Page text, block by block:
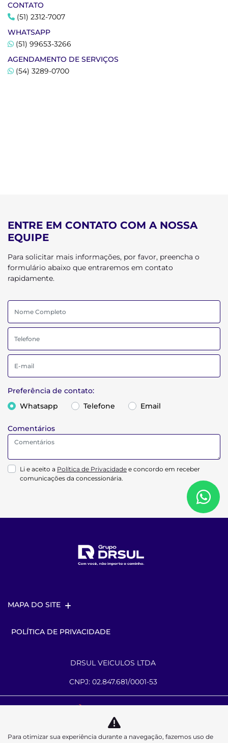
CONTATO
(51) 2312-7007
WHATSAPP
(51) 99653-3266
AGENDAMENTO DE SERVIÇOS
(54) 3289-0700
ENTRE EM CONTATO COM A NOSSA
EQUIPE
Para solicitar mais informações, por favor, preencha o
formulário abaixo que entraremos em contato
rapidamente.
Preferência de contato:
Whatsapp
Telefone Email
Comentários
Li e aceito a Política de Privacidade e concordo em receber
comunicações da concessionária.
MAPA DO SITE
POLÍTICA DE PRIVACIDADE
DRSUL VEICULOS LTDA
CNPJ: 02.847.681/0001-53
Desacelere. Seu bem maior é a vida.
Para otimizar sua experiência durante a navegação, fazemos uso de